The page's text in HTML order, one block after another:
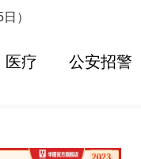
）
医疗 公安招警